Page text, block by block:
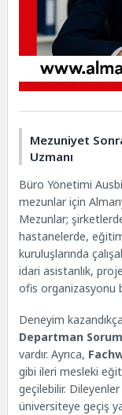
Mezuniyet
Uzmanı
Büro Yönetimi
mezunlar için
Mezunlar;
hastanelerde,
kuruluşlarında
idari asistanlık,
ofis organizasyonu
Deneyim kazandıkça
Departman
vardır. Ayrıca,
gibi ileri mesleki
geçilebilir.
üniversiteye geçiş